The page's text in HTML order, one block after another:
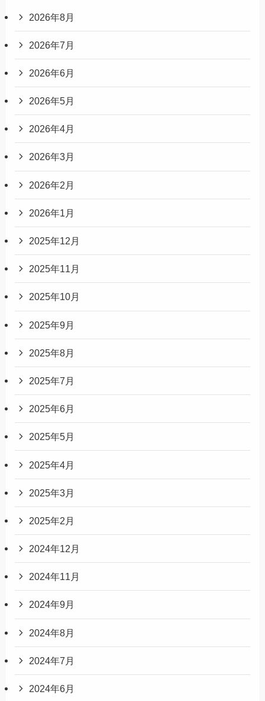
2026年8月
2026年7月
2026年6月
2026年5月
2026年4月
2026年3月
2026年2月
2026年1月
2025年12月
2025年11月
2025年10月
2025年9月
2025年8月
2025年7月
2025年6月
2025年5月
2025年4月
2025年3月
2025年2月
2024年12月
2024年11月
2024年9月
2024年8月
2024年7月
2024年6月